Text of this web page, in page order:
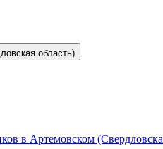
область)
в Артемовском